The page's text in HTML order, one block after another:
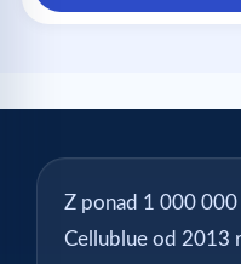
Z ponad 1 000
Cellublue od 2013